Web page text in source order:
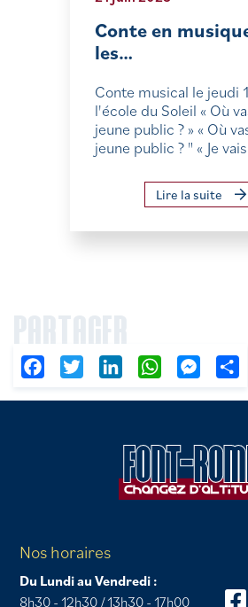
Conte en
les…
Conte musical le jeudi
l'école du Soleil « Où
jeune public ? » « Où
jeune public ? " « Je
Lire la suite
PARTAGER
FacebookTwitter LinkedIn WhatsApp
Nos horaires
Du Lundi au Vendredi :
8h30 - 12h30 / 13h30 - 17h00